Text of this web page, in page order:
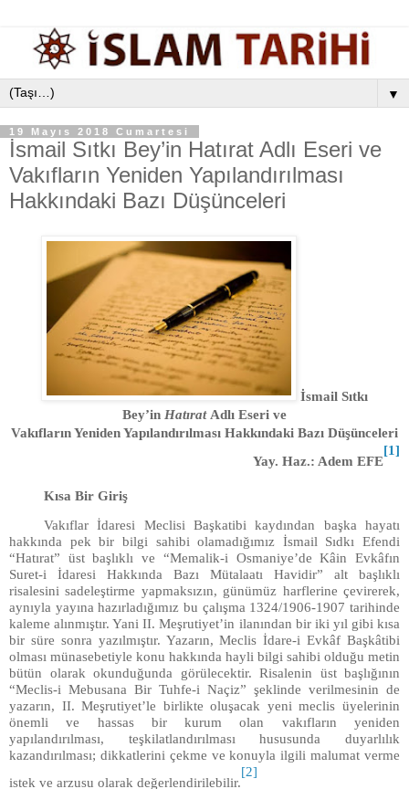
▼
19 Mayıs 2018 Cumartesi
İsmail Sıtkı Bey’in Hatırat Adlı Eseri ve
Vakıfların Yeniden Yapılandırılması
Hakkındaki Bazı Düşünceleri
İsmail Sıtkı
Bey’in Hatırat Adlı Eseri ve
Vakıfların Yeniden Yapılandırılması Hakkındaki Bazı Düşünceleri
Yay. Haz.: Adem EFE
[1]
Kısa Bir Giriş
Vakıflar İdaresi Meclisi Başkatibi kaydından başka hayatı
hakkında pek bir bilgi sahibi olamadığımız İsmail Sıdkı Efendi
“Hatırat” üst başlıklı ve “Memalik-i Osmaniye’de Kâin Evkâfın
Suret-i İdaresi Hakkında Bazı Mütalaatı Havidir” alt başlıklı
risalesini sadeleştirme yapmaksızın, günümüz harflerine çevirerek,
aynıyla yayına hazırladığımız bu çalışma 1324/1906-1907 tarihinde
kaleme alınmıştır. Yani II. Meşrutiyet’in ilanından bir iki yıl gibi kısa
bir süre sonra yazılmıştır. Yazarın, Meclis İdare-i Evkâf Başkâtibi
olması münasebetiyle konu hakkında hayli bilgi sahibi olduğu metin
bütün olarak okunduğunda görülecektir. Risalenin üst başlığının
“Meclis-i Mebusana Bir Tuhfe-i Naçiz” şeklinde verilmesinin de
yazarın, II. Meşrutiyet’le birlikte oluşacak yeni meclis üyelerinin
önemli ve hassas bir kurum olan vakıfların yeniden
yapılandırılması, teşkilatlandırılması hususunda duyarlılık
kazandırılması; dikkatlerini çekme ve konuyla ilgili malumat verme
istek ve arzusu olarak değerlendirilebilir.
[2]